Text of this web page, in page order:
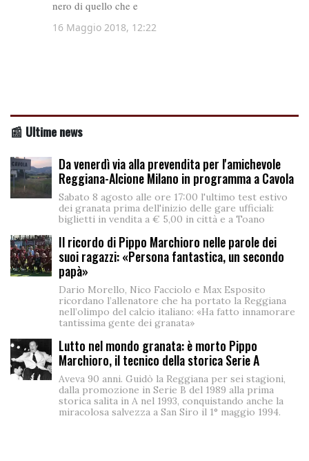
📰 Ultime news
Da venerdì via alla prevendita per l'amichevole
Reggiana-Alcione Milano in programma a Cavola
Sabato 8 agosto alle ore 17:00 l'ultimo test estivo
dei granata prima dell'inizio delle gare ufficiali:
biglietti in vendita a € 5,00 in città e a Toano
Il ricordo di Pippo Marchioro nelle parole dei
suoi ragazzi: «Persona fantastica, un secondo
papà»
Dario Morello, Nico Facciolo e Max Esposito
ricordano l’allenatore che ha portato la Reggiana
nell’olimpo del calcio italiano: «Ha fatto innamorare
tantissima gente dei granata»
Lutto nel mondo granata: è morto Pippo
Marchioro, il tecnico della storica Serie A
Aveva 90 anni. Guidò la Reggiana per sei stagioni,
dalla promozione in Serie B del 1989 alla prima
storica salita in A nel 1993, conquistando anche la
miracolosa salvezza a San Siro il 1° maggio 1994.